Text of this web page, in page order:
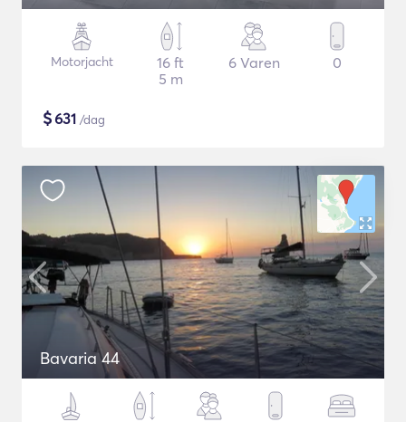
Motorjacht
16 ft
5 m
6 Varen 0
$631 /dag
Bavaria 44